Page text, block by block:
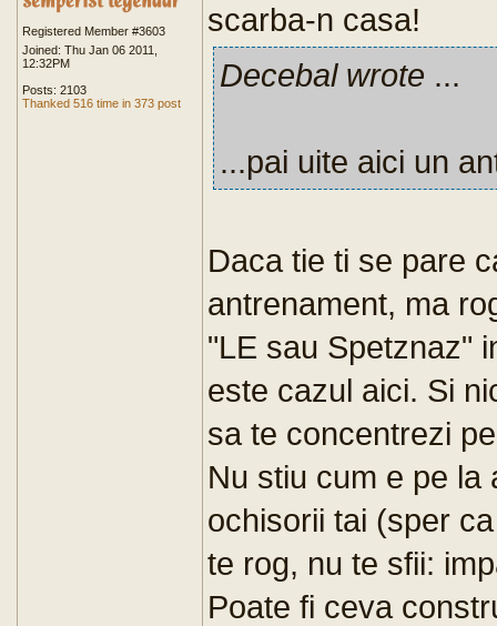
Registered Member #3603
Joined: Thu Jan 06 2011,
12:32PM
Posts: 2103
Thanked 516 time in 373 post
scarba-n casa!
Decebal wrote ...
...pai uite aici un
Daca tie ti se pare
antrenament, ma
"LE sau Spetznaz"
este cazul aici. Si
sa te concentrezi
Nu stiu cum e pe la
ochisorii tai (sper
te rog, nu te sfii:
Poate fi ceva